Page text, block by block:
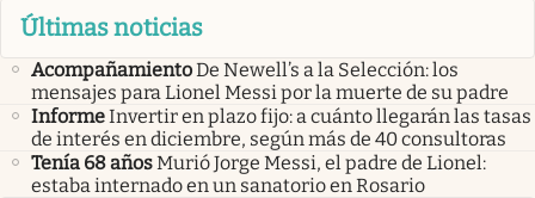
Últimas noticias
AcompañamientoDe Newell’s a la Selección: los
mensajes para Lionel Messi por la muerte de su padre
InformeInvertir en plazo fijo: a cuánto llegarán las tasas
de interés en diciembre, según más de 40 consultoras
Tenía 68 añosMurió Jorge Messi, el padre de Lionel:
estaba internado en un sanatorio en Rosario